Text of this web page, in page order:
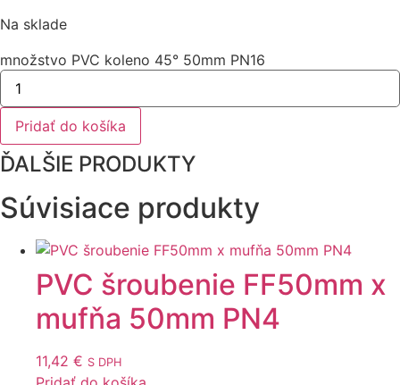
Na sklade
množstvo PVC koleno 45° 50mm PN16
Pridať do košíka
ĎALŠIE PRODUKTY
Súvisiace produkty
PVC šroubenie FF50mm x
mufňa 50mm PN4
11,42 € S DPH